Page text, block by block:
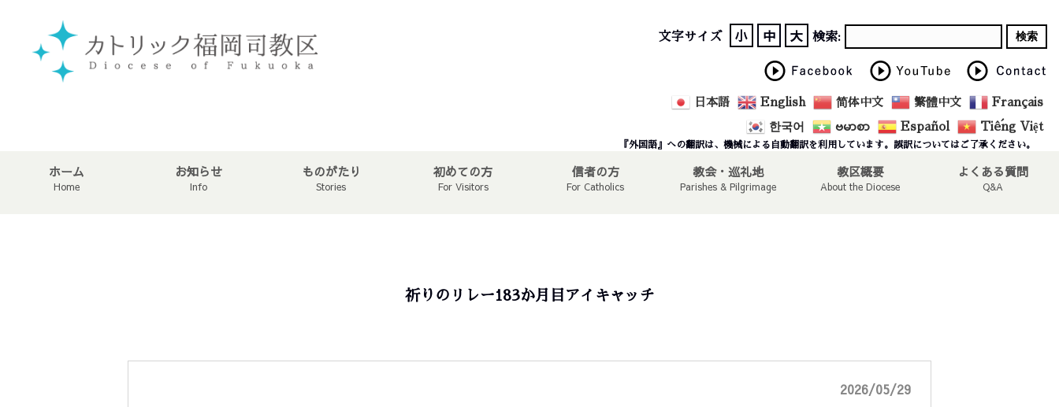
文字サイズ 小 中 大 検索:
日本語 English 简体中文 繁體中文 Français
한국어 ဗမာစာ Español Tiếng Việt
『外国語』への翻訳は、機械による自動翻訳を利用しています。誤訳についてはご了承ください。
ホーム
Home
お知らせ
Info
ものがたり
Stories
初めての方
For Visitors
信者の方
For Catholics
教会・巡礼地
Parishes & Pilgrimage
教区概要
About the Diocese
よくある質問
Q&A
祈りのリレー183か月目アイキャッチ
2026/05/29